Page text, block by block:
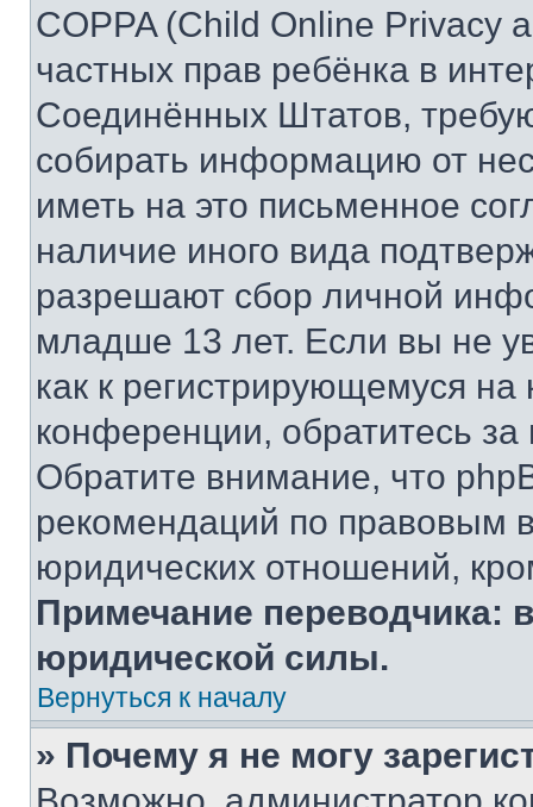
COPPA (Child Online Privacy
частных прав ребёнка в
Соединённых Штатов,
собирать информацию от
иметь на это письменное
наличие иного вида
разрешают сбор личной
младше 13 лет. Если вы не
как к регистрирующемуся
конференции, обратитесь
Обратите внимание, что
рекомендаций по правовым
юридических отношений,
Примечание переводчика:
юридической силы.
Вернуться к началу
» Почему я не могу